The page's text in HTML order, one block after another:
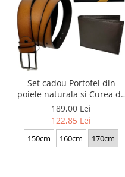
Set cadou Portofel din
poiele naturala si Curea de
barbati neagra, serie mare
battal, A702-4.M_1123
189,00 Lei
122,85 Lei
150cm 160cm 170cm